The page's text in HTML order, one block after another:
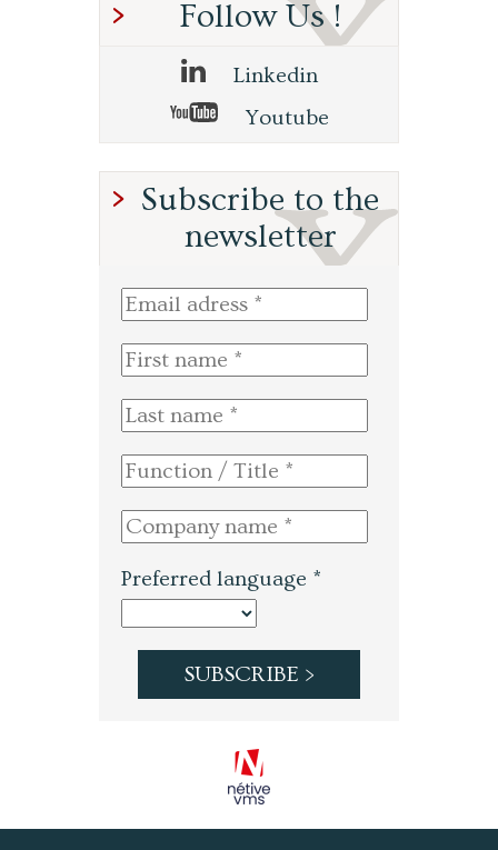
Follow Us !
Linkedin
Youtube
Subscribe to the
newsletter
Preferred language *